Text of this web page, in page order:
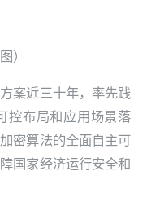
）
案近三十年，率先践
控布局和应用场景落
密算法的全面自主可
国家经济运行安全和